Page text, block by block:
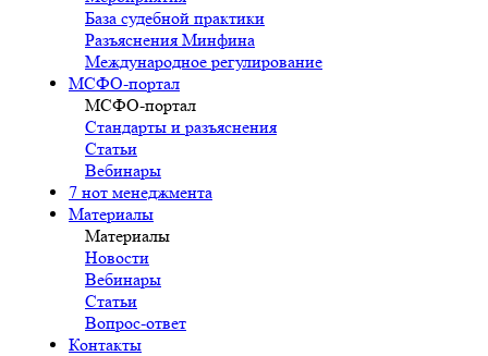
База судебной практики
Разъяснения Минфина
Международное регулирование
МСФО-портал
МСФО-портал
Стандарты и разъяснения
Статьи
Вебинары
7 нот менеджмента
Материалы
Материалы
Новости
Вебинары
Статьи
Вопрос-ответ
Контакты